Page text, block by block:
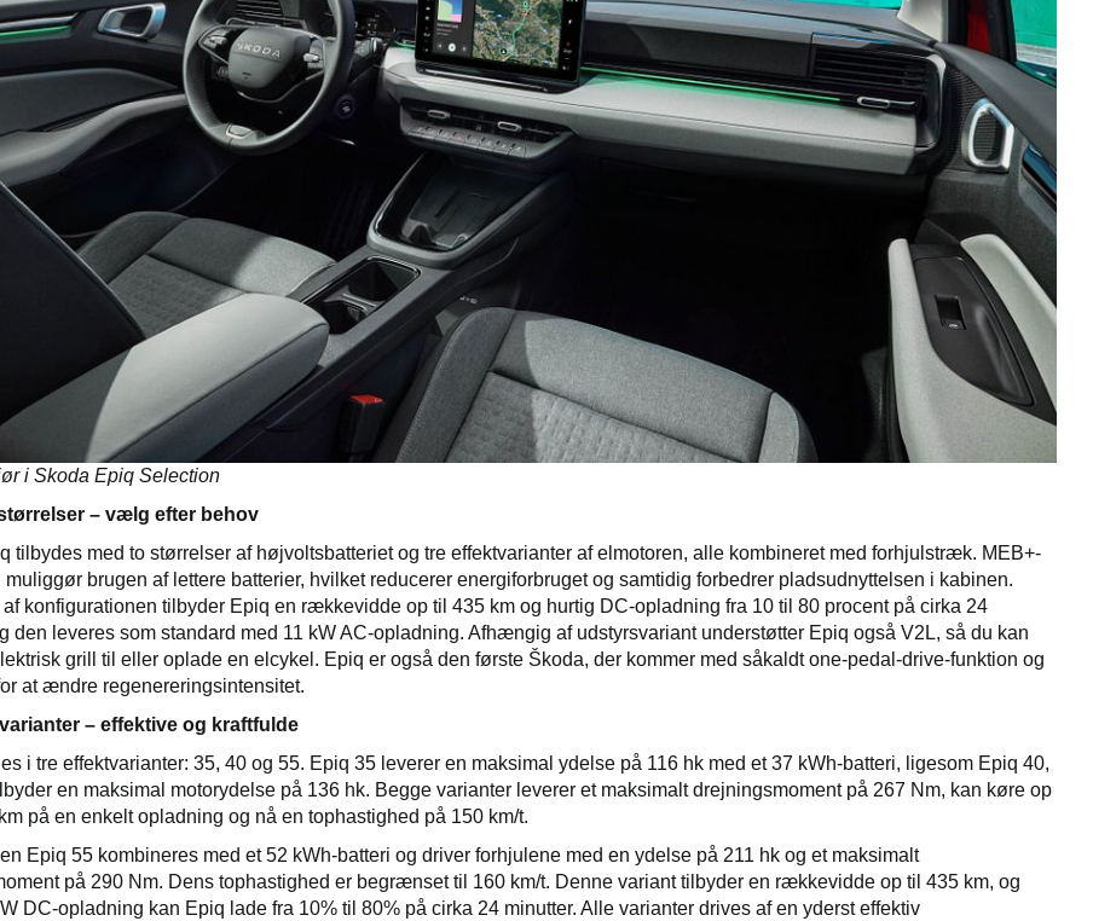
i Skoda Epiq Selection
– vælg efter behov
tilbydes med to størrelser af højvoltsbatteriet og tre effektvarianter af elmotoren, alle kombineret med forhjulstræk. MEB+-
muliggør brugen af lettere batterier, hvilket reducerer energiforbruget og samtidig forbedrer pladsudnyttelsen i kabinen.
konfigurationen tilbyder Epiq en rækkevidde op til 435 km og hurtig DC-opladning fra 10 til 80 procent på cirka 24
den leveres som standard med 11 kW AC-opladning. Afhængig af udstyrsvariant understøtter Epiq også V2L, så du kan
grill til eller oplade en elcykel. Epiq er også den første Škoda, der kommer med såkaldt one-pedal-drive-funktion og
at ændre regenereringsintensitet.
– effektive og kraftfulde
i tre effektvarianter: 35, 40 og 55. Epiq 35 leverer en maksimal ydelse på 116 hk med et 37 kWh-batteri, ligesom Epiq 40,
en maksimal motorydelse på 136 hk. Begge varianter leverer et maksimalt drejningsmoment på 267 Nm, kan køre op
på en enkelt opladning og nå en tophastighed på 150 km/t.
Epiq 55 kombineres med et 52 kWh-batteri og driver forhjulene med en ydelse på 211 hk og et maksimalt
på 290 Nm. Dens tophastighed er begrænset til 160 km/t. Denne variant tilbyder en rækkevidde op til 435 km, og
DC-opladning kan Epiq lade fra 10% til 80% på cirka 24 minutter. Alle varianter drives af en yderst effektiv